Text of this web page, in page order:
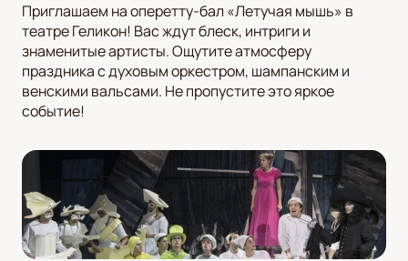
Приглашаем на оперетту-бал «Летучая мышь» в
театре Геликон! Вас ждут блеск, интриги и
знаменитые артисты. Ощутите атмосферу
праздника с духовым оркестром, шампанским и
венскими вальсами. Не пропустите это яркое
событие!